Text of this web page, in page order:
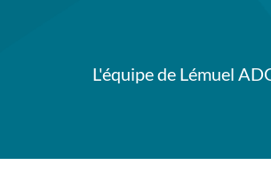
L'équipe de Lémuel